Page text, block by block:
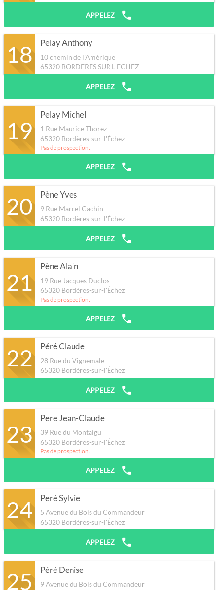
APPELEZ
18 Pelay Anthony
10 chemin de l'Amérique
65320 BORDERES SUR L ECHEZ
APPELEZ
19
Pelay Michel
1 Rue Maurice Thorez
65320 Bordères-sur-l'Échez
Pas de prospection.
APPELEZ
20 Pène Yves
9 Rue Marcel Cachin
65320 Bordères-sur-l'Échez
APPELEZ
21
Pène Alain
19 Rue Jacques Duclos
65320 Bordères-sur-l'Échez
Pas de prospection.
APPELEZ
22 Péré Claude
28 Rue du Vignemale
65320 Bordères-sur-l'Échez
APPELEZ
23
Pere Jean-Claude
39 Rue du Montaigu
65320 Bordères-sur-l'Échez
Pas de prospection.
APPELEZ
24 Peré Sylvie
5 Avenue du Bois du Commandeur
65320 Bordères-sur-l'Échez
APPELEZ
25 Péré Denise
9 Avenue du Bois du Commandeur